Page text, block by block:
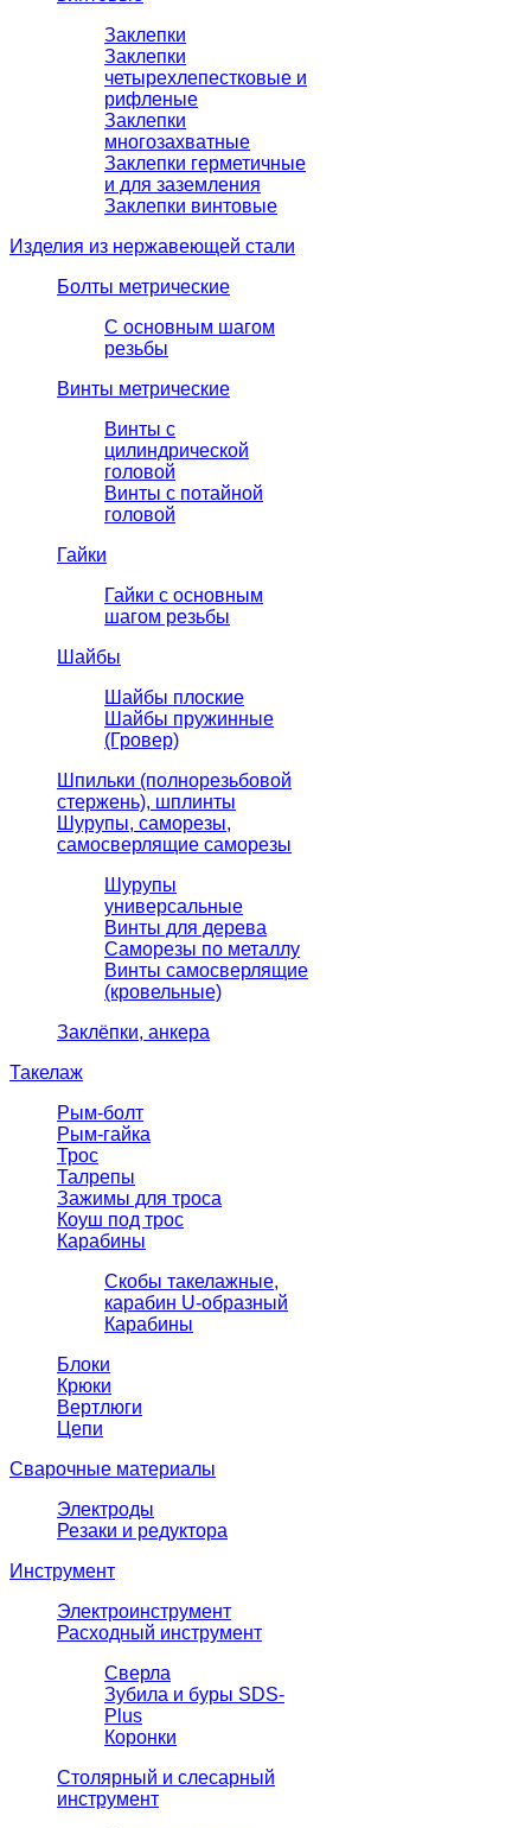
Заклепки
Заклепки
четырехлепестковые и
рифленые
Заклепки
многозахватные
Заклепки герметичные
и для заземления
Заклепки винтовые
Изделия из нержавеющей стали
Болты метрические
С основным шагом
резьбы
Винты метрические
Винты с
цилиндрической
головой
Винты с потайной
головой
Гайки
Гайки с основным
шагом резьбы
Шайбы
Шайбы плоские
Шайбы пружинные
(Гровер)
Шпильки (полнорезьбовой
стержень), шплинты
Шурупы, саморезы,
самосверлящие саморезы
Шурупы
универсальные
Винты для дерева
Саморезы по металлу
Винты самосверлящие
(кровельные)
Заклёпки, анкера
Такелаж
Рым-болт
Рым-гайка
Трос
Талрепы
Зажимы для троса
Коуш под трос
Карабины
Скобы такелажные,
карабин U-образный
Карабины
Блоки
Крюки
Вертлюги
Цепи
Сварочные материалы
Электроды
Резаки и редуктора
Инструмент
Электроинструмент
Расходный инструмент
Сверла
Зубила и буры SDS-
Plus
Коронки
Столярный и слесарный
инструмент